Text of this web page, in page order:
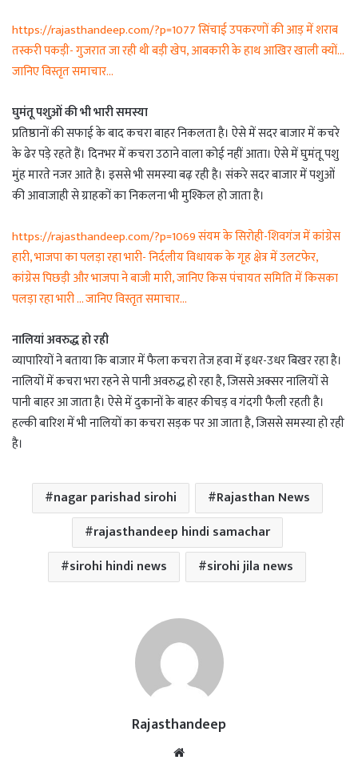
https://rajasthandeep.com/?p=1077 सिंचाई उपकरणों की आड़ में शराब
तस्करी पकड़ी- गुजरात जा रही थी बड़ी खेप, आबकारी के हाथ आखिर खाली क्यों…
जानिए विस्तृत समाचार…
घुमंतू पशुओं की भी भारी समस्या
प्रतिष्ठानों की सफाई के बाद कचरा बाहर निकलता है। ऐसे में सदर बाजार में कचरे
के ढेर पड़े रहते हैं। दिनभर में कचरा उठाने वाला कोई नहीं आता। ऐसे में घुमंतू पशु
मुंह मारते नजर आते है। इससे भी समस्या बढ़ रही है। संकरे सदर बाजार में पशुओं
की आवाजाही से ग्राहकों का निकलना भी मुश्किल हो जाता है।
https://rajasthandeep.com/?p=1069 संयम के सिरोही-शिवगंज में कांग्रेस
हारी, भाजपा का पलड़ा रहा भारी- निर्दलीय विधायक के गृह क्षेत्र में उलटफेर,
कांग्रेस पिछड़ी और भाजपा ने बाजी मारी, जानिए किस पंचायत समिति में किसका
पलड़ा रहा भारी … जानिए विस्तृत समाचार…
नालियां अवरुद्ध हो रही
व्यापारियों ने बताया कि बाजार में फैला कचरा तेज हवा में इधर-उधर बिखर रहा है।
नालियों में कचरा भरा रहने से पानी अवरुद्ध हो रहा है, जिससे अक्सर नालियों से
पानी बाहर आ जाता है। ऐसे में दुकानों के बाहर कीचड़ व गंदगी फैली रहती है।
हल्की बारिश में भी नालियों का कचरा सड़क पर आ जाता है, जिससे समस्या हो रही
है।
nagar parishad sirohi
Rajasthan News
rajasthandeep hindi samachar
sirohi hindi news
sirohi jila news
Rajasthandeep